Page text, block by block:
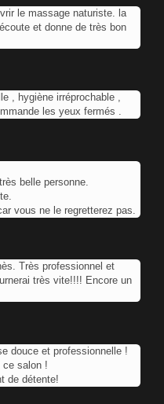
le massage naturiste. la
et donne de très bon
, hygiène irréprochable ,
les yeux fermés .
belle personne.
vous ne le regretterez pas.
Très professionnel et
très vite!!!! Encore un
douce et professionnelle !
ce salon !
de détente!